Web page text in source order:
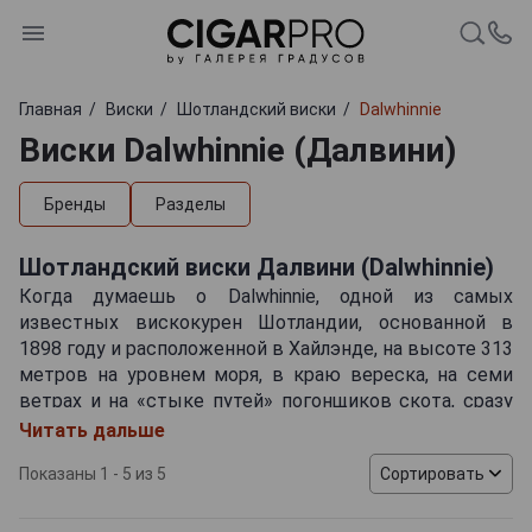
Главная Виски Шотландский виски Dalwhinnie
Виски Dalwhinnie (Далвини)
Бренды Разделы
Шотландский виски Далвини (Dalwhinnie)
Когда думаешь о Dalwhinnie, одной из самых
известных вискокурен Шотландии, основанной в
1898 году и расположенной в Хайлэнде, на высоте 313
метров на уровнем моря, в краю вереска, на семи
ветрах и на «стыке путей» погонщиков скота, сразу
на ум приходит Дункан Маклауд, бессмертный Горец,
который, наверное, не отказался бы от стаканчика
виски Далвини (Dalwhinnie). Вот тут мы остановимся и
Читать дальше
Показаны 1 - 5 из 5 Сортировать